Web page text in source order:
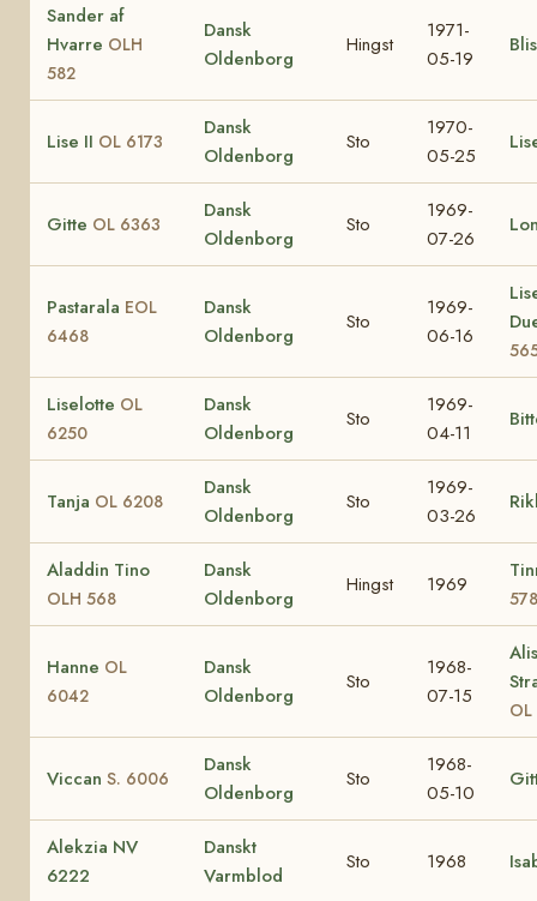
Sander af
Hvarre OLH
582
Dansk
Oldenborg
Hingst
1971-
05-19
Lise II OL 6173
Dansk
Oldenborg
Sto
1970-
05-25
Gitte OL 6363
Dansk
Oldenborg
Sto
1969-
07-26
Pastarala EOL
6468
Dansk
Oldenborg
Sto
1969-
06-16
Liselotte OL
6250
Dansk
Oldenborg
Sto
1969-
04-11
Tanja OL 6208
Dansk
Oldenborg
Sto
1969-
03-26
Aladdin Tino
OLH 568
Dansk
Oldenborg
Hingst 1969
Hanne OL
6042
Dansk
Oldenborg
Sto
1968-
07-15
Alis
Viccan S. 6006
Dansk
Oldenborg
Sto
1968-
05-10
Alekzia NV
6222
Danskt
Varmblod
Sto 1968